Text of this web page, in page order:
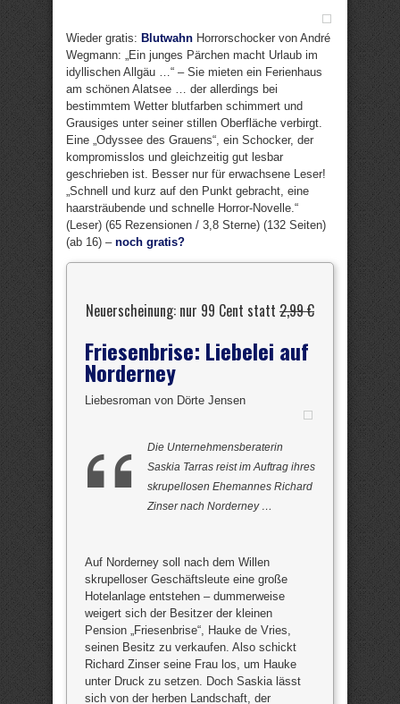
Wieder gratis: Blutwahn Horrorschocker von André
Wegmann: „Ein junges Pärchen macht Urlaub im
idyllischen Allgäu …“ – Sie mieten ein Ferienhaus
am schönen Alatsee … der allerdings bei
bestimmtem Wetter blutfarben schimmert und
Grausiges unter seiner stillen Oberfläche verbirgt.
Eine „Odyssee des Grauens“, ein Schocker, der
kompromisslos und gleichzeitig gut lesbar
geschrieben ist. Besser nur für erwachsene Leser!
„Schnell und kurz auf den Punkt gebracht, eine
haarsträubende und schnelle Horror-Novelle.“
(Leser) (65 Rezensionen / 3,8 Sterne) (132 Seiten)
(ab 16) – noch gratis?
Neuerscheinung: nur 99 Cent statt 2,99 €
Friesenbrise: Liebelei auf
Norderney
Liebesroman von Dörte Jensen
Die Unternehmensberaterin
Saskia Tarras reist im Auftrag ihres
skrupellosen Ehemannes Richard
Zinser nach Norderney …
Auf Norderney soll nach dem Willen
skrupelloser Geschäftsleute eine große
Hotelanlage entstehen – dummerweise
weigert sich der Besitzer der kleinen
Pension „Friesenbrise“, Hauke de Vries,
seinen Besitz zu verkaufen. Also schickt
Richard Zinser seine Frau los, um Hauke
unter Druck zu setzen. Doch Saskia lässt
sich von der herben Landschaft, der